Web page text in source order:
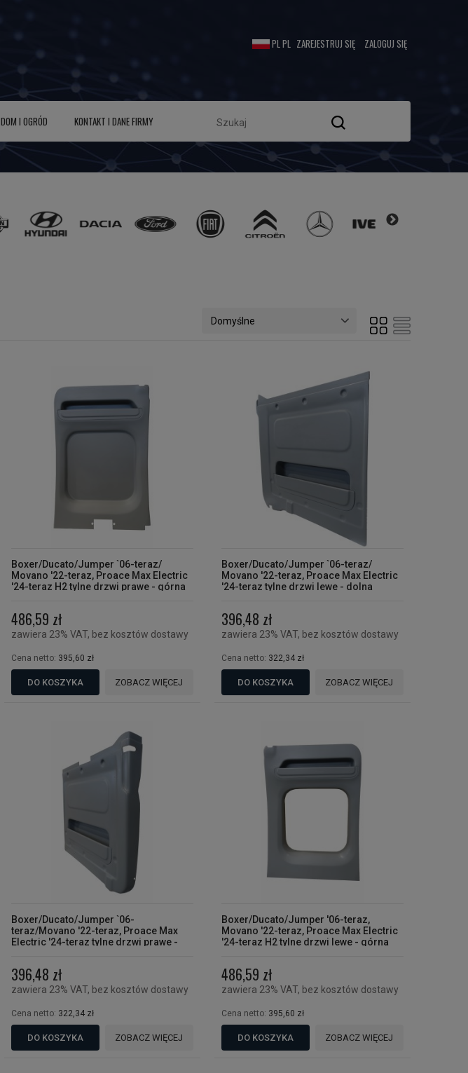
ZAREJESTRUJ SIĘ ZALOGUJ SIĘ
DOM I OGRÓD KONTAKT I DANE FIRMY
Boxer/Ducato/Jumper `06-teraz/
Movano '22-teraz, Proace Max Electric
'24-teraz H2 tylne drzwi prawe - górna
486,59 zł
zawiera 23% VAT, bez kosztów dostawy
Cena netto: 395,60 zł
DO KOSZYKA ZOBACZ WIĘCEJ
Boxer/Ducato/Jumper `06-teraz/
Movano '22-teraz, Proace Max Electric
'24-teraz tylne drzwi lewe - dolna
396,48 zł
zawiera 23% VAT, bez kosztów dostawy
Cena netto: 322,34 zł
DO KOSZYKA ZOBACZ WIĘCEJ
Boxer/Ducato/Jumper `06-
teraz/Movano '22-teraz, Proace Max
Electric '24-teraz tylne drzwi prawe -
396,48 zł
zawiera 23% VAT, bez kosztów dostawy
Cena netto: 322,34 zł
DO KOSZYKA ZOBACZ WIĘCEJ
Boxer/Ducato/Jumper '06-teraz,
Movano '22-teraz, Proace Max Electric
'24-teraz H2 tylne drzwi lewe - górna
486,59 zł
zawiera 23% VAT, bez kosztów dostawy
Cena netto: 395,60 zł
DO KOSZYKA ZOBACZ WIĘCEJ